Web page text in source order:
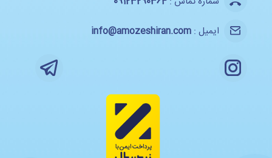
ایمیل :info@amozeshiran.com